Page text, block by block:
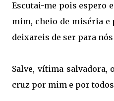
Escutai-me pois espero
mim, cheio de miséria e
deixareis de ser para
Salve, vítima salvadora,
cruz por mim e por